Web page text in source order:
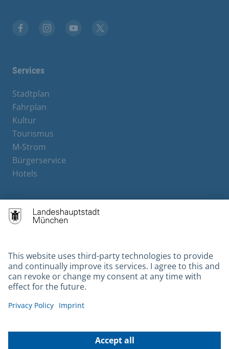
Services
Stadtplan
Fahrplan
Kultur
Tourismus
M-Strom
Bürgerservice
Hotels
Contact
Gebärdensprache
Datenschutz
Kontakt
© 2026 Portal München Betriebs GmbH & Co. KG - Ein Service der